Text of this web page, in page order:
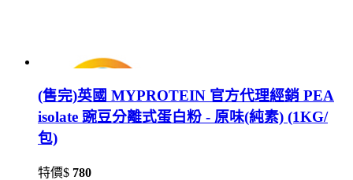
(售完)英國 MYPROTEIN 官方代理經銷 PEA
isolate 豌豆分離式蛋白粉 - 原味(純素) (1KG/
包)
特價$ 780